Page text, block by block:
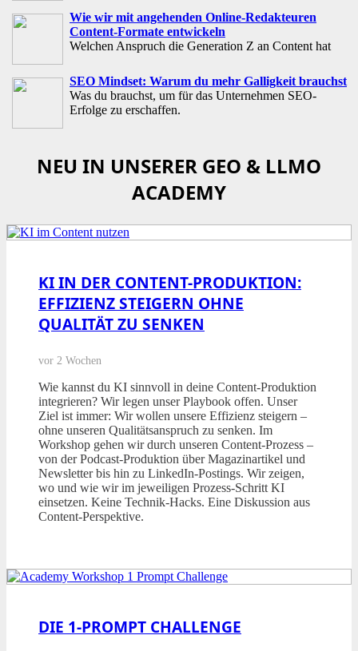
Wie wir mit angehenden Online-Redakteuren
Content-Formate entwickeln
Welchen Anspruch die Generation Z an Content hat
SEO Mindset: Warum du mehr Galligkeit brauchst
Was du brauchst, um für das Unternehmen SEO-
Erfolge zu erschaffen.
NEU IN UNSERER GEO & LLMO
ACADEMY
KI IN DER CONTENT-PRODUKTION:
EFFIZIENZ STEIGERN OHNE
QUALITÄT ZU SENKEN
vor 2 Wochen
Wie kannst du KI sinnvoll in deine Content-Produktion
integrieren? Wir legen unser Playbook offen. Unser
Ziel ist immer: Wir wollen unsere Effizienz steigern –
ohne unseren Qualitätsanspruch zu senken. Im
Workshop gehen wir durch unseren Content-Prozess –
von der Podcast-Produktion über Magazinartikel und
Newsletter bis hin zu LinkedIn-Postings. Wir zeigen,
wo und wie wir im jeweiligen Prozess-Schritt KI
einsetzen. Keine Technik-Hacks. Eine Diskussion aus
Content-Perspektive.
DIE 1-PROMPT CHALLENGE